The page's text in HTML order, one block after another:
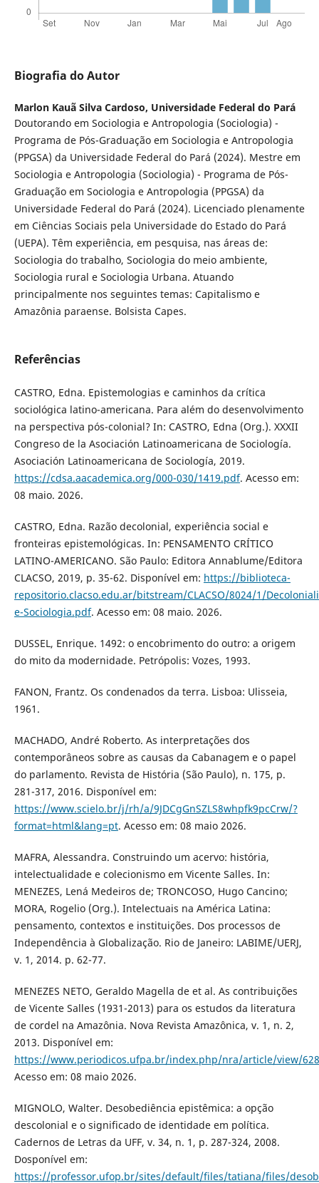
Biografia do Autor
Marlon Kauã Silva Cardoso, Universidade Federal do Pará
Doutorando em Sociologia e Antropologia (Sociologia) -
Programa de Pós-Graduação em Sociologia e Antropologia
(PPGSA) da Universidade Federal do Pará (2024). Mestre em
Sociologia e Antropologia (Sociologia) - Programa de Pós-
Graduação em Sociologia e Antropologia (PPGSA) da
Universidade Federal do Pará (2024). Licenciado plenamente
em Ciências Sociais pela Universidade do Estado do Pará
(UEPA). Têm experiência, em pesquisa, nas áreas de:
Sociologia do trabalho, Sociologia do meio ambiente,
Sociologia rural e Sociologia Urbana. Atuando
principalmente nos seguintes temas: Capitalismo e
Amazônia paraense. Bolsista Capes.
Referências
CASTRO, Edna. Epistemologias e caminhos da crítica
sociológica latino-americana. Para além do desenvolvimento
na perspectiva pós-colonial? In: CASTRO, Edna (Org.). XXXII
Congreso de la Asociación Latinoamericana de Sociología.
Asociación Latinoamericana de Sociología, 2019.
https://cdsa.aacademica.org/000-030/1419.pdf. Acesso em:
08 maio. 2026.
CASTRO, Edna. Razão decolonial, experiência social e
fronteiras epistemológicas. In: PENSAMENTO CRÍTICO
LATINO-AMERICANO. São Paulo: Editora Annablume/Editora
CLACSO, 2019, p. 35-62. Disponível em: https://biblioteca-
repositorio.clacso.edu.ar/bitstream/CLACSO/8024/1/
e-Sociologia.pdf. Acesso em: 08 maio. 2026.
DUSSEL, Enrique. 1492: o encobrimento do outro: a origem
do mito da modernidade. Petrópolis: Vozes, 1993.
FANON, Frantz. Os condenados da terra. Lisboa: Ulisseia,
1961.
MACHADO, André Roberto. As interpretações dos
contemporâneos sobre as causas da Cabanagem e o papel
do parlamento. Revista de História (São Paulo), n. 175, p.
281-317, 2016. Disponível em:
https://www.scielo.br/j/rh/a/9JDCgGnSZLS8whpfk9pcCrw/?
format=html&lang=pt. Acesso em: 08 maio 2026.
MAFRA, Alessandra. Construindo um acervo: história,
intelectualidade e colecionismo em Vicente Salles. In:
MENEZES, Lená Medeiros de; TRONCOSO, Hugo Cancino;
MORA, Rogelio (Org.). Intelectuais na América Latina:
pensamento, contextos e instituições. Dos processos de
Independência à Globalização. Rio de Janeiro: LABIME/UERJ,
v. 1, 2014. p. 62-77.
MENEZES NETO, Geraldo Magella de et al. As contribuições
de Vicente Salles (1931-2013) para os estudos da literatura
de cordel na Amazônia. Nova Revista Amazônica, v. 1, n. 2,
2013. Disponível em:
https://www.periodicos.ufpa.br/index.php/nra/article/view/
Acesso em: 08 maio 2026.
MIGNOLO, Walter. Desobediência epistêmica: a opção
descolonial e o significado de identidade em política.
Cadernos de Letras da UFF, v. 34, n. 1, p. 287-324, 2008.
Dosponível em:
https://professor.ufop.br/sites/default/files/tatiana/files/